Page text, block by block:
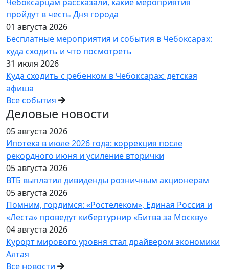
Чебоксарцам рассказали, какие мероприятия
пройдут в честь Дня города
01 августа 2026
Бесплатные мероприятия и события в Чебоксарах:
куда сходить и что посмотреть
31 июля 2026
Куда сходить с ребенком в Чебоксарах: детская
афиша
Все события
Деловые новости
05 августа 2026
Ипотека в июле 2026 года: коррекция после
рекордного июня и усиление вторички
05 августа 2026
ВТБ выплатил дивиденды розничным акционерам
05 августа 2026
Помним, гордимся: «Ростелеком», Единая Россия и
«Леста» проведут кибертурнир «Битва за Москву»
04 августа 2026
Курорт мирового уровня стал драйвером экономики
Алтая
Все новости